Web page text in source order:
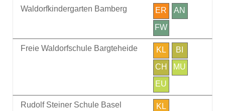
Waldorfkindergarten Bamberg ER
AN
FW
Freie Waldorfschule Bargteheide KL
BI
CH
MU
EU
Rudolf Steiner Schule Basel KL